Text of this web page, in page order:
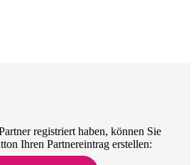
registriert haben, können Sie
Ihren Partnereintrag erstellen: